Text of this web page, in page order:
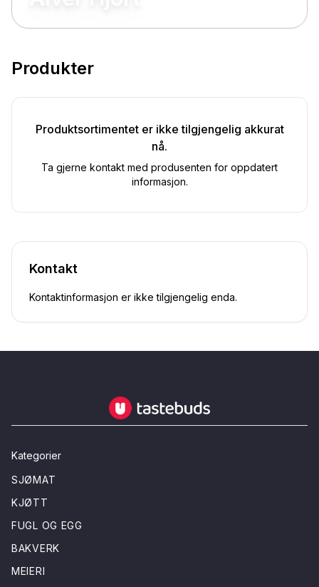
Produkter
Produktsortimentet er ikke tilgjengelig akkurat
nå.
Ta gjerne kontakt med produsenten for oppdatert
informasjon.
Kontakt
Kontaktinformasjon er ikke tilgjengelig enda.
Tastebuds - Lokalmat rett hjem
Kategorier
SJØMAT
KJØTT
FUGL OG EGG
BAKVERK
MEIERI